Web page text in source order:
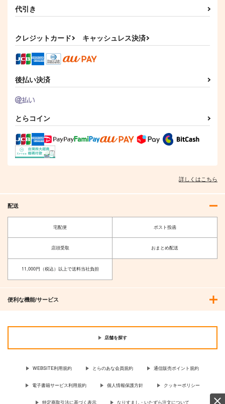
代引き
クレジットカード キャッシュレス決済
後払い決済
とらコイン
詳しくはこちら
配送
宅配便 ポスト投函
店頭受取 おまとめ配送
11,000円（税込）以上で送料当社負担
便利な機能/サービス
店舗を探す
WEBSITE利用規約 とらのあな会員規約 通信販売ポイント規約
電子書籍サービス利用規約 個人情報保護方針 クッキーポリシー
特定商取引法に基づく表示 なりすまし・いたずら注文について